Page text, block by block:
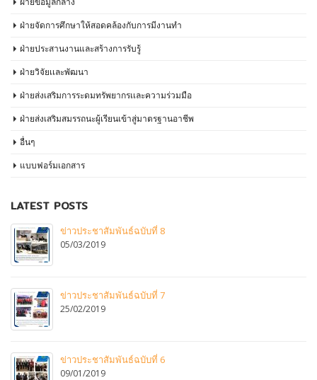
ฝ่ายจัดการศึกษาให้สอดคล้องกับการมีงานทำ
ฝ่ายประสานงานและสร้างการรับรู้
ฝ่ายวิจัยเเละพัฒนา
ฝ่ายส่งเสริมการระดมทรัพยากรเเละความร่วมมือ
ฝ่ายส่งเสริมสมรรถนะผู้เรียนเข้าสู่มาตรฐานอาชีพ
อื่นๆ
แบบฟอร์มเอกสาร
LATEST POSTS
ข่าวประชาสัมพันธ์ฉบับที่ 8
05/03/2019
ข่าวประชาสัมพันธ์ฉบับที่ 7
25/02/2019
ข่าวประชาสัมพันธ์ฉบับที่ 6
09/01/2019